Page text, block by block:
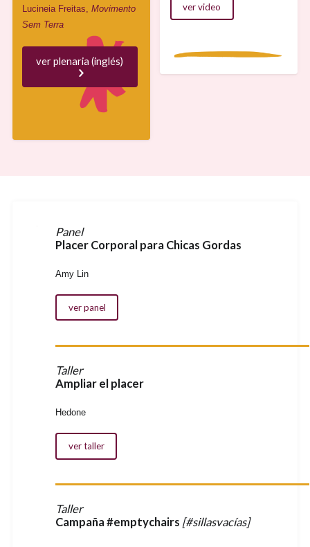
Lucineia Freitas,Movimento
Sem Terra
ver plenaria (inglés)
ver video
Panel
Placer Corporal para Chicas Gordas
Amy Lin
ver panel
Taller
Ampliar el placer
Hedone
ver taller
Taller
Campaña #emptychairs [#sillasvacías]